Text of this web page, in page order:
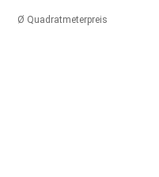
Ø Quadratmeterpreis